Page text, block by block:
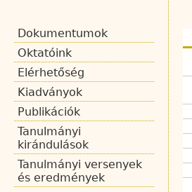
Dokumentumok
Oktatóink
Elérhetőség
Kiadványok
Publikációk
Tanulmányi
kirándulások
Tanulmányi versenyek
és eredmények